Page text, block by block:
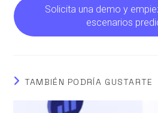
Solicita una demo y
escenarios
TAMBIÉN PODRÍA GUSTARTE